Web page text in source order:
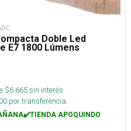
C
Doble Led
E7 1800 Lúmens
$6.665sin interés
por transferencia.
APOQUINDO